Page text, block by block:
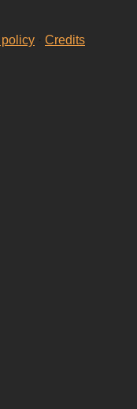
· Credits